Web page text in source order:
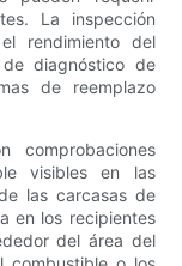
La inspección
rendimiento del
diagnóstico de
de reemplazo
comprobaciones
visibles en las
las carcasas de
en los recipientes
del área del